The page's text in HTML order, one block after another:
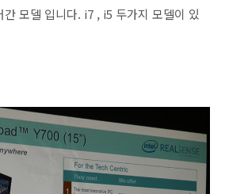
모델 입니다. i7 , i5 두가지 모델이 있